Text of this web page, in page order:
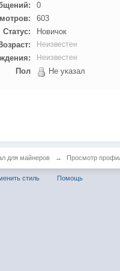
0
603
Статус:
Новичок
Неизвестен
Неизвестен
Пол Не указал
для майнеров → Просмотр
стиль Помощь